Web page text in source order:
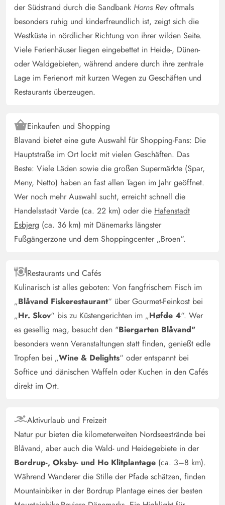
der Südstrand durch die Sandbank Horns Revoftmals
besonders ruhig und kinderfreundlich ist, zeigt sich die
Westküste in nördlicher Richtung von ihrer wilden Seite.
Viele Ferienhäuser liegen eingebettet in Heide-, Dünen-
oder Waldgebieten, während andere durch ihre zentrale
Lage im Ferienort mit kurzen Wegen zu Geschäften und
Restaurants überzeugen.
Einkaufen und Shopping
Blavand bietet eine gute Auswahl für Shopping-Fans: Die
Hauptstraße im Ort lockt mit vielen Geschäften. Das
Beste: Viele Läden sowie die großen Supermärkte (Spar,
Meny, Netto) haben an fast allen Tagen im Jahr geöffnet.
Wer noch mehr Auswahl sucht, erreicht schnell die
Handelsstadt Varde (ca. 22 km) oder die Hafenstadt
Esbjerg (ca. 36 km) mit Dänemarks längster
Fußgängerzone und dem Shoppingcenter „Broen“.
Restaurants und Cafés
Kulinarisch ist alles geboten: Von fangfrischem Fisch im
„Blåvand Fiskerestaurant“ über Gourmet-Feinkost bei
„Hr. Skov“ bis zu Küstengerichten im „Høfde 4“. Wer
es gesellig mag, besucht den "Biergarten Blåvand"
besonders wenn Veranstaltungen statt finden, genießt edle
Tropfen bei „Wine & Delights“ oder entspannt bei
Softice und dänischen Waffeln oder Kuchen in den Cafés
direkt im Ort.
Aktivurlaub und Freizeit
Natur pur bieten die kilometerweiten Nordseestrände bei
Blåvand, aber auch die Wald- und Heidegebiete in der
Bordrup-, Oksby- und Ho Klitplantage (ca. 3–8 km).
Während Wanderer die Stille der Pfade schätzen, finden
Mountainbiker in der Bordrup Plantage eines der besten